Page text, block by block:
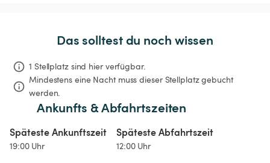
Das solltest du noch wissen
1 Stellplatz sind hier verfügbar.
Mindestens eine Nacht muss dieser Stellplatz gebucht
werden.
Ankunfts & Abfahrtszeiten
Späteste Ankunftszeit
19:00 Uhr
Späteste Abfahrtszeit
12:00 Uhr